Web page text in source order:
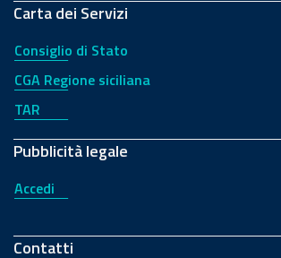
Carta dei Servizi
Consiglio di Stato
CGA Regione siciliana
TAR
Pubblicità legale
Accedi
Contatti